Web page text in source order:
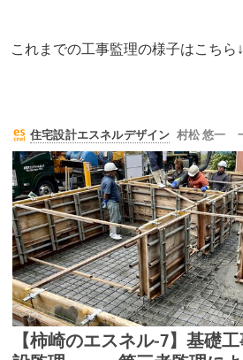
これまでの工事監理の様子はこちら↓